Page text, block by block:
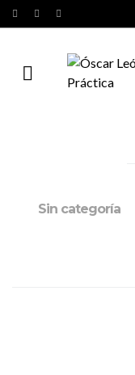
Sin categoría